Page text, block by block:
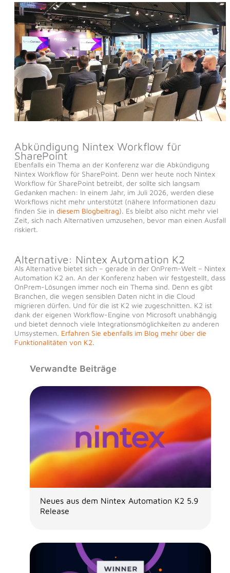
Abkündigung Nintex Workflow für
SharePoint
Ebenfalls ein Thema an der Konferenz war die Abkündigung
Nintex Workflow für SharePoint. Denn wer heute noch Nintex
Workflow für SharePoint betreibt, der sollte sich langsam
Gedanken machen: In einem Jahr, im Juli 2026, werden diese
Workflows nicht mehr unterstützt (nähere Informationen dazu
finden Sie in diesem Blogbeitrag). Es bleibt also nicht mehr viel
Zeit, sich nach Alternativen umzusehen, bevor man einen Ausfall
riskiert.
Alternative: Nintex Automation K2
Als Alternative bietet sich – gerade in der OnPrem-Welt – Nintex
Automation K2 an. An der Konferenz haben wir festgestellt, dass
OnPrem-Lösungen immer noch ein Thema sind. Denn es gibt
Branchen, die wegen sensiblen Daten nicht in die Cloud
migrieren dürfen. Und für die ist K2 wie zugeschnitten. K2 ist
dank der eigenen Workflow-Engine von Microsoft unabhängig
und bietet dennoch viele Integrationsmöglichkeiten zu anderen
Umsystemen. Erfahren Sie ebenfalls im Blog mehr über die
Funktionalitäten von K2.
Verwandte Beiträge
Neues aus dem Nintex Automation K2 5.9
Release